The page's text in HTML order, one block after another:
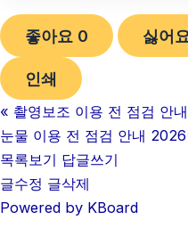
좋아요 0 싫어요
인쇄
« 촬영보조 이용 전 점검 안
눈물 이용 전 점검 안내
목록보기 답글쓰기
글수정 글삭제
Powered by KBoard